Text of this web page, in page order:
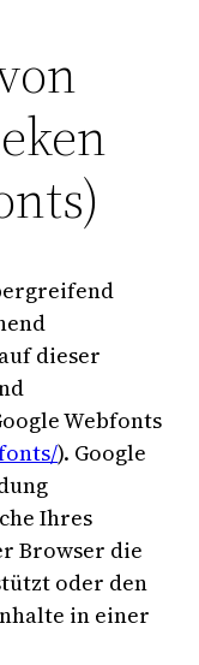
dieser
Webfonts
). Google
Ihres
Browser die
oder den
in einer